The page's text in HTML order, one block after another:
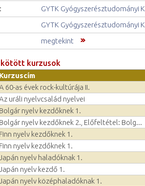
GYTK Gyógyszerésztudományi
GYTK Gyógyszerésztudományi
megtekint
kötött kurzusok
Kurzuscím
60-as évek rock-kultúrája II.
uráli nyelvcsalád nyelvei
Bolgár nyelv kezdőknek 1.
Bolgár nyelv kezdőknek 2., Előfeltétel: Bolg...
Finn nyelv kezdőknek 1.
Finn nyelv kezdőknek 1.
nyelv haladóknak 1.
nyelv kezdő 1.
nyelv középhaladóknak 1.